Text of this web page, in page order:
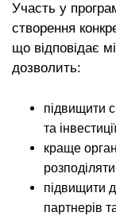
Участь у
створення
що відповідає
дозволить:
підвищити
та
краще
підвищити
партнерів